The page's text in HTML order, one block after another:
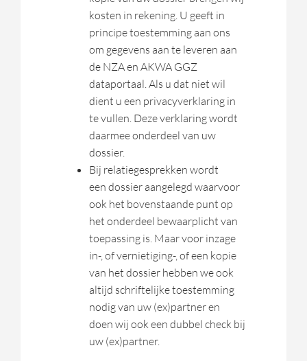
kosten in rekening. U geeft in
principe toestemming aan ons
om gegevens aan te leveren aan
de NZA en AKWA GGZ
dataportaal. Als u dat niet wil
dient u een privacyverklaring in
te vullen. Deze verklaring wordt
daarmee onderdeel van uw
dossier.
Bij relatiegesprekken wordt
een dossier aangelegd waarvoor
ook het bovenstaande punt op
het onderdeel bewaarplicht van
toepassing is. Maar voor inzage
in-, of vernietiging-, of een kopie
van het dossier hebben we ook
altijd schriftelijke toestemming
nodig van uw (ex)partner en
doen wij ook een dubbel check bij
uw (ex)partner.